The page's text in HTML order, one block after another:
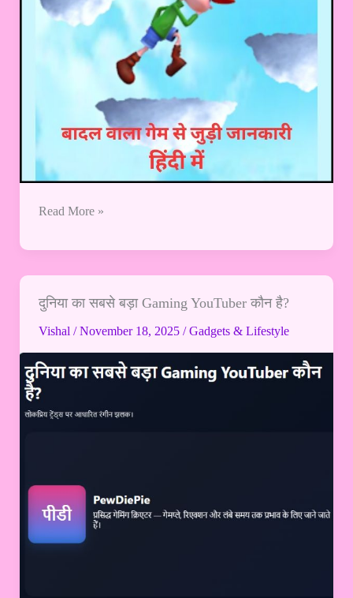
जानकारी
Read More »
दुनिया का सबसे बड़ा Gaming YouTuber कौन है?
Vishal /November 18, 2025 /Gadgets & Lifestyle
दुनिया
बड़ा
Gaming
YouTuber
कौन